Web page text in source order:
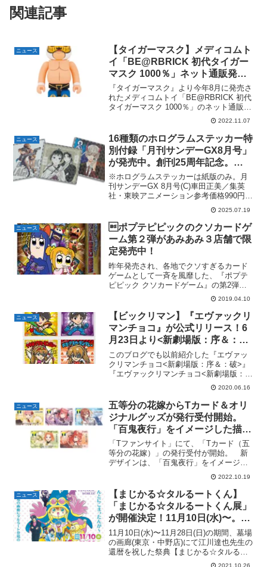
関連記事
ニュース
【タイガーマスク】メディコムト
イ「BE@RBRICK 初代タイガー
マスク 1000％」ネット通販発売
開始。
『タイガーマスク』より今年8月に発売さ
れたメディコムトイ「BE@RBRICK 初代
タイガーマスク 1000％」のネット通販が
11/5より開始中。定価は63,800円(税込)。
BE@RBRICK 初代タイガーマスク
1000％楽天市場で「BE...
2022.11.07
ニュース
16種類のホログラムステッカー特
別付録「月刊サンデーGX8月号」
が発売中。創刊25周年記念。
【BLACK LAGOON】【薬屋の
ひとりごと】【COSMOS】
※ホログラムステッカーは紙版のみ。月
刊サンデーGX 8月号(C)車田正美／集英
社・東映アニメーション参考価格990円
（税込）発売予定日2025年7月18日
（金）頃出版社小学館Amazonで購入する
商品解説ホログラムステッカーは
「BLACK ...
2025.07.19
ニュース
ポプテピピックのクソカードゲ
ーム第２弾があみあみ３店舗で限
定発売中！
昨年発売され、各地でクソすぎるカード
ゲームとして一斉を風靡した、『ポプテ
ピピック クソカードゲーム』の第2弾
が、「あみあみオンラインショップ」
「あみあみ秋葉原ラジオ会館店」「あみ
あみ秋葉原店2nd」3店舗で限定販売中。
本格TCG(トレーディ...
2019.04.10
ニュース
【ビックリマン】『エヴァックリ
マンチョコ』が公式リリース！6
月23日より<新劇場版：序＆：破
>が東日本、<新劇場版：Q>が西
日本先行発売。一部描き下ろしシ
ール＆パッケージ画像も公開。
このブログでも以前紹介した『エヴァッ
クリマンチョコ<新劇場版：序＆：破>』
『エヴァックリマンチョコ<新劇場版：
Q>』が本日ロッテより正式リリースされ
ました！『エヴァックリマンチョコ<新劇
場版：序＆：破>』東日本(静岡含む）先
行発売パッケージ...
2020.06.16
ニュース
五等分の花嫁からTカード＆オリ
ジナルグッズが発行受付開始。
「百鬼夜行」をイメージした描き
下ろしイラスト妖怪コスプレ五つ
子。
「Tファンサイト」にて、「Tカード（五
等分の花嫁）」の発行受付が開始。 新
デザインは、「百鬼夜行」をイメージし
た描き下ろしイラスト。本日10月19日
（水）11:00よりTカードの発行受付を開
始するとともに、オリジナルグッズのカ
ードケースやア...
2022.10.19
ニュース
【まじかる☆タルるートくん】
「まじかる☆タルるートくん展」
が開催決定！11月10日(水)〜。墓
場の画廊中野本店にて。
11月10日(水)〜11月28日(日)の期間、墓場
の画廊(東京・中野店)にて江川達也先生の
還暦を祝した祭典【まじかる☆タルるー
トくん展】の開催が決定！ちょっぴりド
2021.10.26